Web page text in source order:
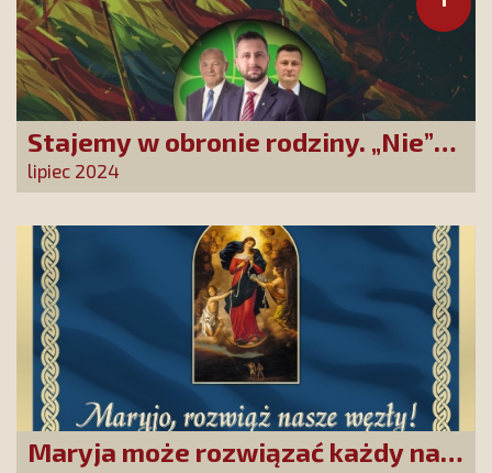
Stajemy w obronie rodziny. „Nie”
dla zrównania związków
partnerskich z rodzinami
lipiec 2024
Maryja może rozwiązać każdy nasz